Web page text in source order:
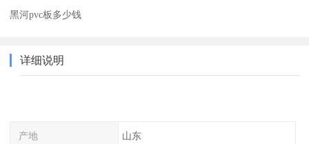
黑河pvc板多少钱
详细说明
产地 山东